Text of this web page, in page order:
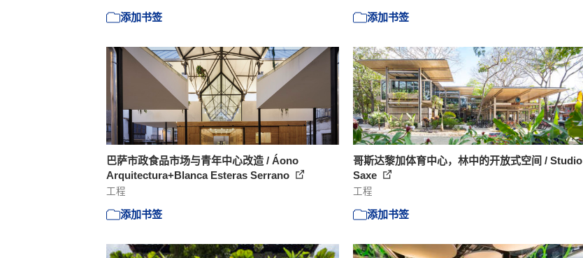
添加书签 添加书签
巴萨市政食品市场与青年中心改造 / Áono
Arquitectura+Blanca Esteras Serrano
工程
添加书签
哥斯达黎加体育中心，林中的开放式空间 / Studio
Saxe
工程
添加书签